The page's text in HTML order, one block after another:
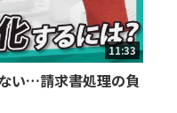
11:33
い…請求書処理の負